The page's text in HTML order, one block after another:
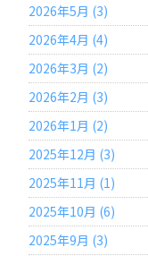
2026年5月 (3)
2026年4月 (4)
2026年3月 (2)
2026年2月 (3)
2026年1月 (2)
2025年12月 (3)
2025年11月 (1)
2025年10月 (6)
2025年9月 (3)